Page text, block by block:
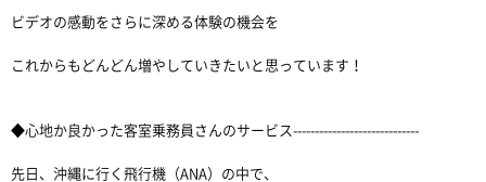
ビデオの感動をさらに深める体験の機会を
これからもどんどん増やしていきたいと思っています！
◆心地か良かった客室乗務員さんのサービス-----------------------------
先日、沖縄に行く飛行機（ANA）の中で、